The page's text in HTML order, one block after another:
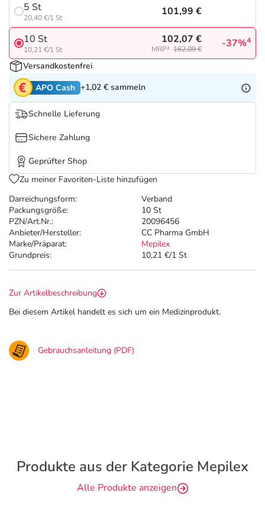
Tierapotheke
Vitamine & Mineralstoffe
Marken
Salus Deals
Darreichungsform:
Verband
Packungsgröße:
10 St
PZN/Art.Nr.:
20096456
Anbieter/Hersteller:
CC Pharma GmbH
Marke/Präparat:
Mepilex
Grundpreis:
10,21 €/1 St
5 St
20,40 €/1 St
101,99 €
10 St
10,21 €/1 St
102,07 €
MRP² 162,09 € -37%4
Versandkostenfrei
APO Cash +1,02 € sammeln
Schnelle Lieferung
Sichere Zahlung
Geprüfter Shop
Zu meiner Favoriten-Liste hinzufügen
Zur Artikelbeschreibung
Bei diesem Artikel handelt es sich um ein Medizinprodukt.
Gebrauchsanleitung (PDF)
Produkte aus der Kategorie Mepilex
Alle Produkte anzeigen